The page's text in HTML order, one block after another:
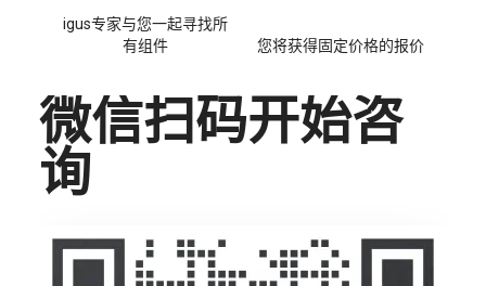
igus专家与您一起寻找所
有组件
您将获得固定价格的报价
微信扫码开始咨
询